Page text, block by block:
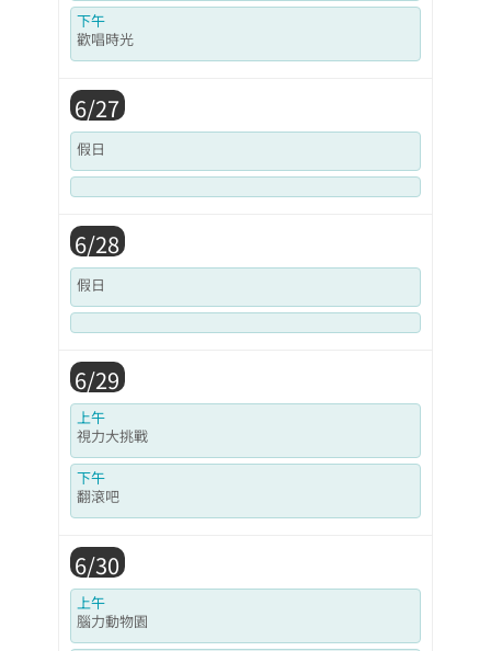
下午
歡唱時光
6/27
假日
6/28
假日
6/29
上午
視力大挑戰
下午
翻滾吧
6/30
上午
腦力動物園